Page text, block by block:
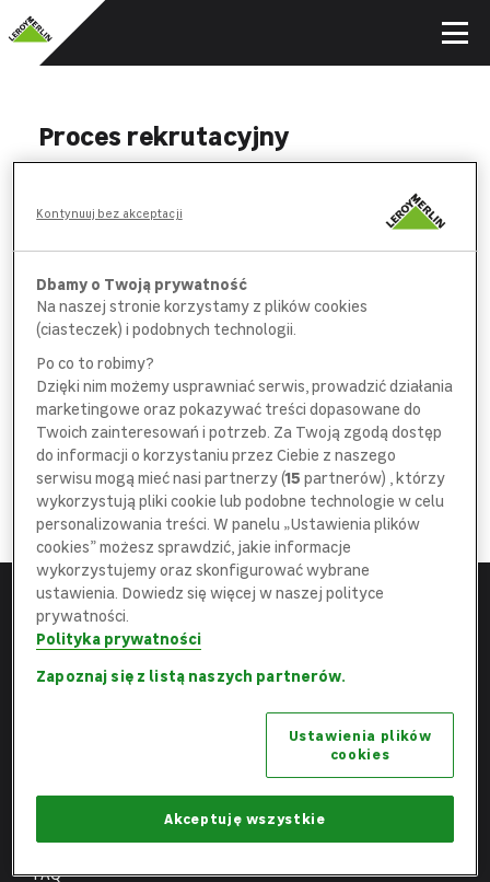
Proces rekrutacyjny
ankietę na wybranych stanowiskach
POROZMAWIAJ
z pracownikiem działu rekrutacji
SPOTKAJ SIĘ
z bezpośrednimprzełożonym
DOŁĄCZ
do najlepszej Ekipy
Menu
Strona główna
Fachowcy
FAQ
leroymerlin.pl
Fundacja Leroy Merlin
Biuro prasowe
Ochrona danych osobowych
Dbamy o Twoją prywatność
Na naszej stronie korzystamy z plików cookies
(ciasteczek) i podobnych technologii.
Po co to robimy?
Dzięki nim możemy usprawniać serwis, prowadzić działania
marketingowe oraz pokazywać treści dopasowane do
Twoich zainteresowań i potrzeb. Za Twoją zgodą dostęp
do informacji o korzystaniu przez Ciebie z naszego
serwisu mogą mieć nasi partnerzy (15 partnerów) , którzy
wykorzystują pliki cookie lub podobne technologie w celu
personalizowania treści. W panelu „Ustawienia plików
cookies” możesz sprawdzić, jakie informacje
wykorzystujemy oraz skonfigurować wybrane
ustawienia. Dowiedz się więcej w naszej polityce
prywatności.
Polityka prywatności
Zapoznaj się z listą naszych partnerów.
Ustawienia plików
cookies
Akceptuję wszystkie
Kontynuuj bez akceptacji